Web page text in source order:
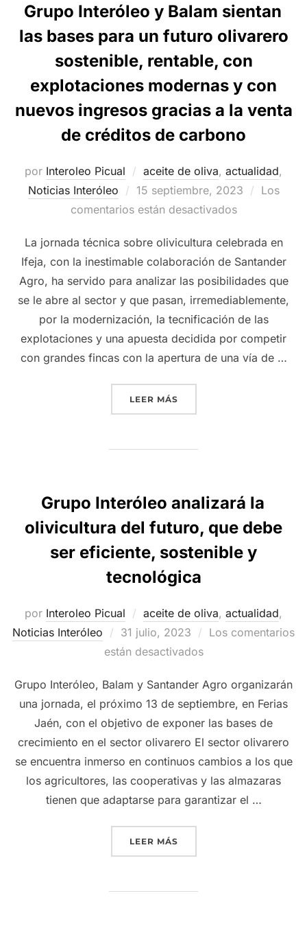
Grupo Interóleo y Balam sientan
las bases para un futuro olivarero
sostenible, rentable, con
explotaciones modernas y con
nuevos ingresos gracias a la venta
de créditos de carbono
por Interoleo Picual aceite de oliva, actualidad,
Noticias Interóleo
Publicado
el
15 septiembre, 2023
Los
comentarios están desactivados
La jornada técnica sobre olivicultura celebrada en
Ifeja, con la inestimable colaboración de Santander
Agro, ha servido para analizar las posibilidades que
se le abre al sector y que pasan, irremediablemente,
por la modernización, la tecnificación de las
explotaciones y una apuesta decidida por competir
con grandes fincas con la apertura de una vía de …
LEER MÁS«GRUPO INTERÓLEO Y
Grupo Interóleo analizará la
olivicultura del futuro, que debe
ser eficiente, sostenible y
tecnológica
por Interoleo Picual aceite de oliva, actualidad,
Noticias Interóleo
Publicado
el
31 julio, 2023
Los comentarios
están desactivados
Grupo Interóleo, Balam y Santander Agro organizarán
una jornada, el próximo 13 de septiembre, en Ferias
Jaén, con el objetivo de exponer las bases de
crecimiento en el sector olivarero El sector olivarero
se encuentra inmerso en continuos cambios a los que
los agricultores, las cooperativas y las almazaras
tienen que adaptarse para garantizar el …
LEER MÁS«GRUPO INTERÓLEO